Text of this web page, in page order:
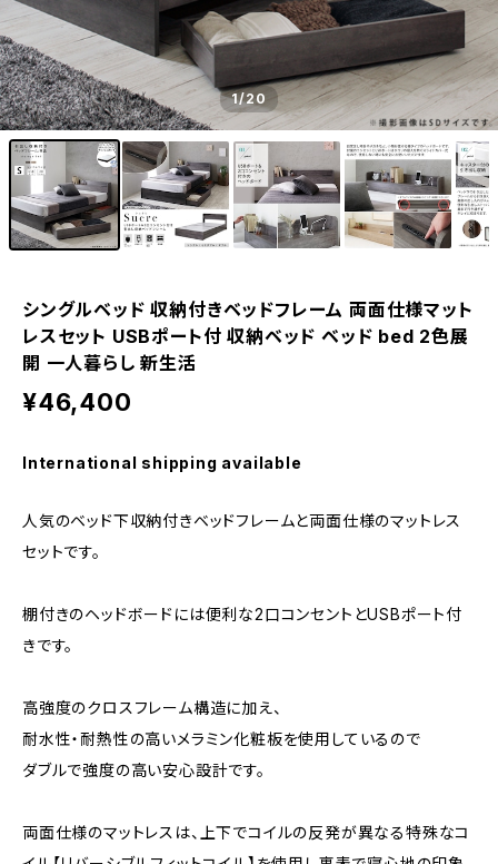
1/20
シングルベッド 収納付きベッドフレーム 両面仕様マット
レスセット USBポート付 収納ベッド ベッド bed 2色展
開 一人暮らし 新生活
¥46,400
International shipping available
人気のベッド下収納付きベッドフレームと両面仕様のマットレス
セットです。
棚付きのヘッドボードには便利な2口コンセントとUSBポート付
きです。
高強度のクロスフレーム構造に加え、
耐水性・耐熱性の高いメラミン化粧板を使用しているので
ダブルで強度の高い安心設計です。
両面仕様のマットレスは、上下でコイルの反発が異なる特殊なコ